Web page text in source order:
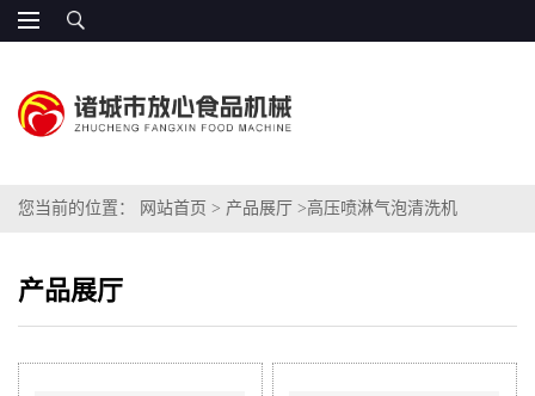
您当前的位置： 网站首页 > 产品展厅 >高压喷淋气泡清洗机
产品展厅